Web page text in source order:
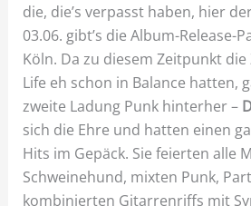
die, die’s verpasst haben, hier
03.06. gibt’s die Album-Release-
Köln. Da zu diesem Zeitpunkt
Life eh schon in Balance hatten,
zweite Ladung Punk hinterher –
sich die Ehre und hatten einen
Hits im Gepäck. Sie feierten alle
Schweinehund, mixten Punk,
kombinierten Gitarrenriffs mit